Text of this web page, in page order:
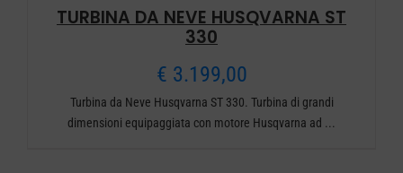
TURBINA DA NEVE HUSQVARNA ST
330
€ 3.199,00
Turbina da Neve Husqvarna ST 330. Turbina di grandi
dimensioni equipaggiata con motore Husqvarna ad ...